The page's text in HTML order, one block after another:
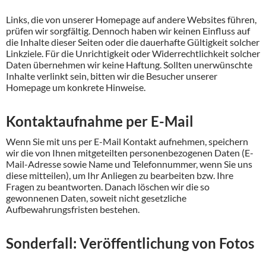
Links, die von unserer Homepage auf andere Websites führen,
prüfen wir sorgfältig. Dennoch haben wir keinen Einfluss auf
die Inhalte dieser Seiten oder die dauerhafte Gültigkeit solcher
Linkziele. Für die Unrichtigkeit oder Widerrechtlichkeit solcher
Daten übernehmen wir keine Haftung. Sollten unerwünschte
Inhalte verlinkt sein, bitten wir die Besucher unserer
Homepage um konkrete Hinweise.
Kontaktaufnahme per E-Mail
Wenn Sie mit uns per E-Mail Kontakt aufnehmen, speichern
wir die von Ihnen mitgeteilten personenbezogenen Daten (E-
Mail-Adresse sowie Name und Telefonnummer, wenn Sie uns
diese mitteilen), um Ihr Anliegen zu bearbeiten bzw. Ihre
Fragen zu beantworten. Danach löschen wir die so
gewonnenen Daten, soweit nicht gesetzliche
Aufbewahrungsfristen bestehen.
Sonderfall: Veröffentlichung von Fotos